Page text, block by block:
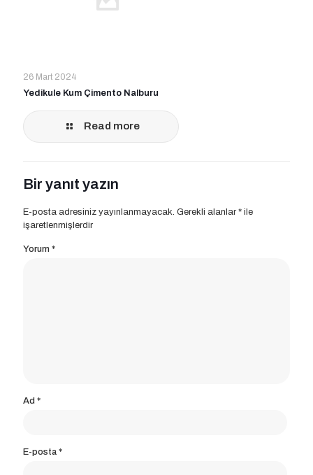
26 Mart 2024
Yedikule Kum Çimento Nalburu
Read more
Bir yanıt yazın
E-posta adresiniz yayınlanmayacak. Gerekli alanlar * ile
işaretlenmişlerdir
Yorum *
Ad *
E-posta *